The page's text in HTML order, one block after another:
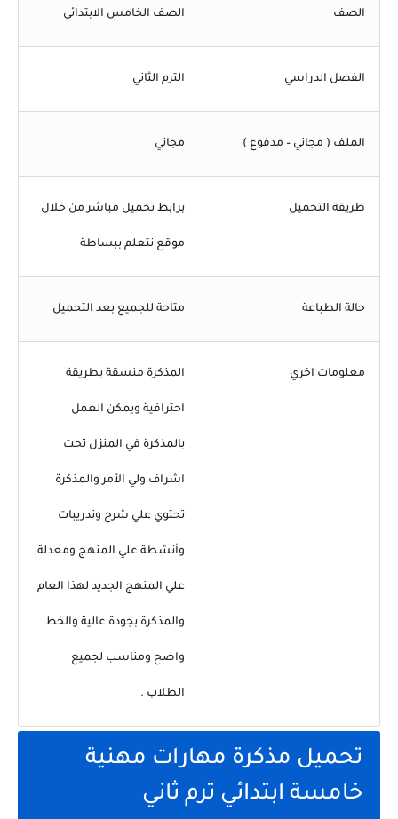
الصف الصف الخامس الابتدائي
الفصل الدراسي الترم الثاني
الملف ( مجاني – مدفوع ) مجاني
طريقة التحميل برابط تحميل مباشر من خلال
موقع نتعلم ببساطة
حالة الطباعة متاحة للجميع بعد التحميل
معلومات اخري المذكرة منسقة بطريقة
احترافية ويمكن العمل
بالمذكرة في المنزل تحت
اشراف ولي الأمر والمذكرة
تحتوي علي شرح وتدريبات
وأنشطة علي المنهج ومعدلة
علي المنهج الجديد لهذا العام
والمذكرة بجودة عالية والخط
واضح ومناسب لجميع
الطلاب .
تحميل مذكرة مهارات مهنية
خامسة ابتدائي ترم ثاني